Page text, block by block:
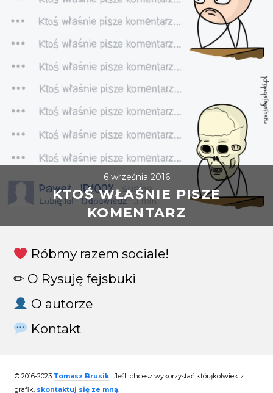
6 września 2016
KTOŚ WŁAŚNIE PISZE
KOMENTARZ
Róbmy razem sociale!
✏ O Rysuję fejsbuki
O autorze
Kontakt
© 2016-2023 Tomasz Brusik |Jeśli chcesz wykorzystać którąkolwiek z
grafik, skontaktuj się ze mną.